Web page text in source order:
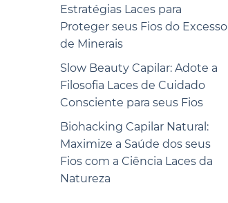
Estratégias Laces para
Proteger seus Fios do Excesso
de Minerais
Slow Beauty Capilar: Adote a
Filosofia Laces de Cuidado
Consciente para seus Fios
Biohacking Capilar Natural:
Maximize a Saúde dos seus
Fios com a Ciência Laces da
Natureza